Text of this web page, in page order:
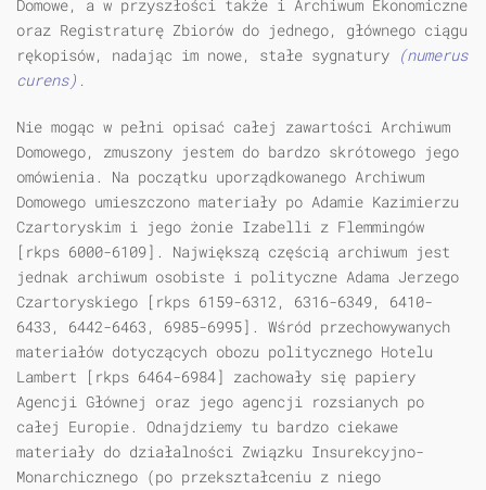
Domowe, a w przyszłości także i Archiwum Ekonomiczne
oraz Registraturę Zbiorów do jednego, głównego ciągu
rękopisów, nadając im nowe, stałe sygnatury (numerus
curens).
Nie mogąc w pełni opisać całej zawartości Archiwum
Domowego, zmuszony jestem do bardzo skrótowego jego
omówienia. Na początku uporządkowanego Archiwum
Domowego umieszczono materiały po Adamie Kazimierzu
Czartoryskim i jego żonie Izabelli z Flemmingów
[rkps 6000-6109]. Największą częścią archiwum jest
jednak archiwum osobiste i polityczne Adama Jerzego
Czartoryskiego [rkps 6159-6312, 6316-6349, 6410-
6433, 6442-6463, 6985-6995]. Wśród przechowywanych
materiałów dotyczących obozu politycznego Hotelu
Lambert [rkps 6464-6984] zachowały się papiery
Agencji Głównej oraz jego agencji rozsianych po
całej Europie. Odnajdziemy tu bardzo ciekawe
materiały do działalności Związku Insurekcyjno-
Monarchicznego (po przekształceniu z niego